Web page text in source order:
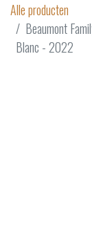
Alle producten
Beaumont
Blanc - 2022